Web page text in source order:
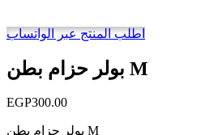
اطلب المنتج عبر الواتساب
بولر حزام بطن M
EGP300.00
بولر حزام بطن M